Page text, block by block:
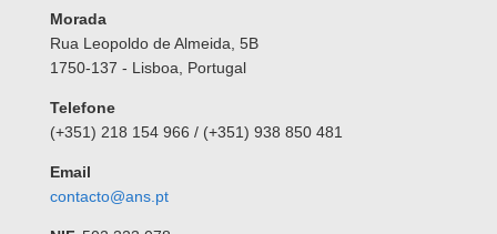
Morada
Rua Leopoldo de Almeida, 5B
1750-137 - Lisboa, Portugal
Telefone
(+351) 218 154 966 / (+351) 938 850 481
Email
contacto@ans.pt